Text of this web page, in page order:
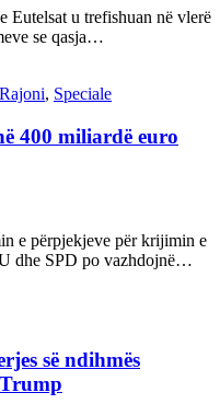
Eutelsat u trefishuan në vlerë
se qasja…
Rajoni, Speciale
400 miliardë euro
e përpjekjeve për krijimin e
dhe SPD po vazhdojnë…
së ndihmës